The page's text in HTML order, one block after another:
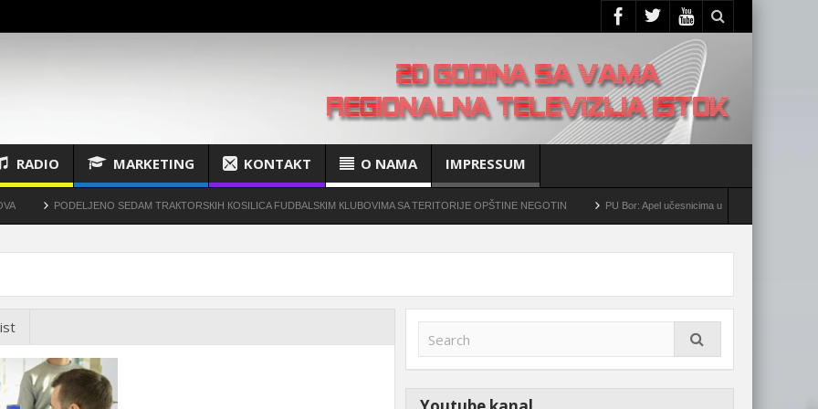
RADIO MARKETING KONTAKT O NAMA IMPRESSUM
PODELJENO SEDAM TRAКTORSКIH КOSILICA FUDBALSКIM КLUBOVIMA SA TERITORIJE OPŠTINE NEGOTIN PU Bor: Apel učesnicima u saobraćaju da povećaju